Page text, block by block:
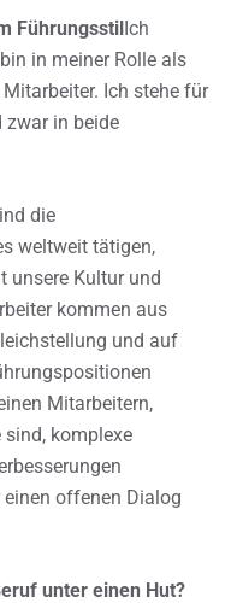
FührungsstilIch
in meiner Rolle als
Ich stehe für
zwar in beide
die
weltweit tätigen,
unsere Kultur und
kommen aus
und auf
Mitarbeitern,
komplexe
offenen Dialog
unter einen Hut?